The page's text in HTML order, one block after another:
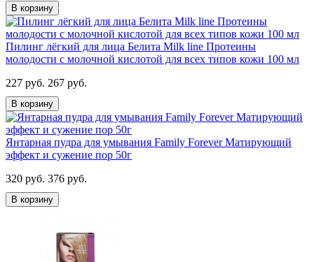
В корзину
Пилинг лёгкий для лица Белита Milk line Протеины
молодости с молочной кислотой для всех типов кожи 100 мл
227 руб. 267 руб.
В корзину
Янтарная пудра для умывания Family Forever Матирующий
эффект и сужение пор 50г
320 руб. 376 руб.
В корзину